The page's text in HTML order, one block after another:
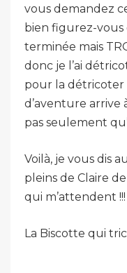
vous demandez
bien figurez-vous
terminée mais
donc je l’ai
pour la détricoter
d’aventure arrive
pas seulement
Voilà, je vous dis
pleins de Claire
qui m’attendent !!!
La Biscotte qui